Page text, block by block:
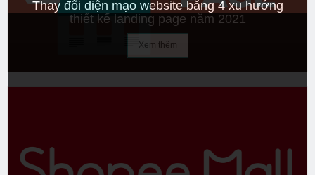
Thay đổi diện mạo website bằng 4 xu hướng
thiết kế landing page năm 2021
Xem thêm